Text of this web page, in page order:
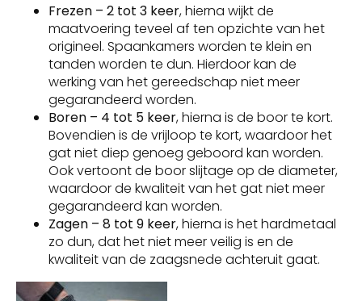
Frezen – 2 tot 3 keer, hierna wijkt de
maatvoering teveel af ten opzichte van het
origineel. Spaankamers worden te klein en
tanden worden te dun. Hierdoor kan de
werking van het gereedschap niet meer
gegarandeerd worden.
Boren – 4 tot 5 keer, hierna is de boor te kort.
Bovendien is de vrijloop te kort, waardoor het
gat niet diep genoeg geboord kan worden.
Ook vertoont de boor slijtage op de diameter,
waardoor de kwaliteit van het gat niet meer
gegarandeerd kan worden.
Zagen – 8 tot 9 keer, hierna is het hardmetaal
zo dun, dat het niet meer veilig is en de
kwaliteit van de zaagsnede achteruit gaat.